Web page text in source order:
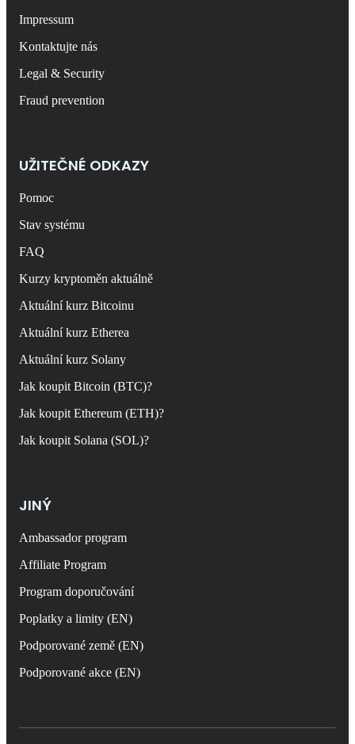
Impressum
Kontaktujte nás
Legal & Security
Fraud prevention
UŽITEČNÉ ODKAZY
Pomoc
Stav systému
FAQ
Kurzy kryptoměn aktuálně
Aktuální kurz Bitcoinu
Aktuální kurz Etherea
Aktuální kurz Solany
Jak koupit Bitcoin (BTC)?
Jak koupit Ethereum (ETH)?
Jak koupit Solana (SOL)?
JINÝ
Ambassador program
Affiliate Program
Program doporučování
Poplatky a limity (EN)
Podporované země (EN)
Podporované akce (EN)